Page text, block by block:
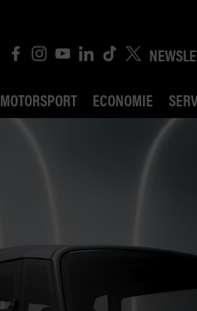
MOTORSPORT ECONOMIE